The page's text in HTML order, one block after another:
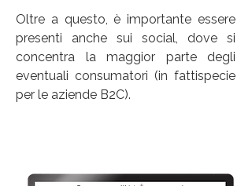
Oltre a questo, è importante essere
presenti anche sui social, dove si
concentra la maggior parte degli
eventuali consumatori (in fattispecie
per le aziende B2C).